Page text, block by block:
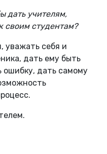
дать учителям,
своим студентам?
уважать себя и
дать ему быть
ошибку, дать самому